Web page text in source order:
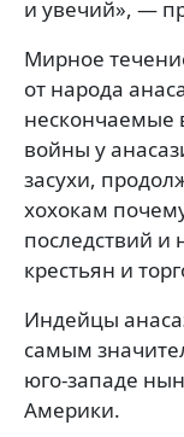
и увечий», —
Мирное
от народа
нескончаемые
войны у
засухи,
хохокам
последствий и
крестьян и
Индейцы
самым
юго-западе
Америки.